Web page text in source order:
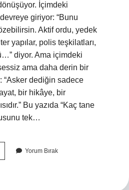
İçimdeki
giriyor: “Bunu
Aktif ordu, yedek
yapılar, polis teşkilatları,
diyor. Ama içimdeki
ama daha derin bir
“Asker dediğin sadece
bir hikâye, bir
Bu yazıda “Kaç tane
tek…
Yorum Bırak